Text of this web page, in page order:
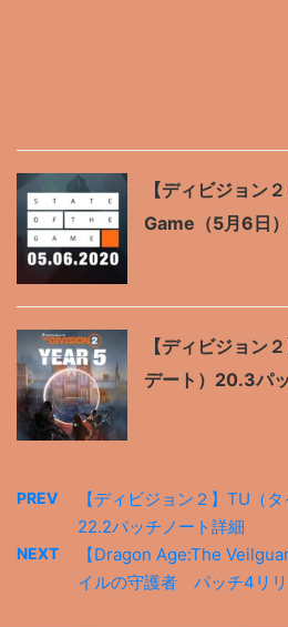
【ディビジョン
Game（5月6日
【ディビジョン
デート）20.3パ
PREV
【ディビジョン２】TU（
22.2パッチノート詳細
NEXT
【Dragon Age:The
イルの守護者 パッチ4リ